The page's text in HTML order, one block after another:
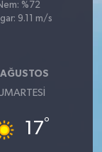
%72
9.11 m/s
17°